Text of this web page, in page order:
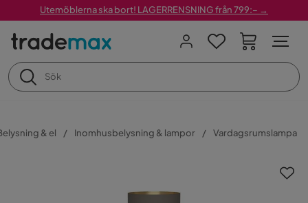
Utemöblerna ska bort! LAGERRENSNING från 799:– →
& el Inomhusbelysning & lampor Vardagsrumslampa